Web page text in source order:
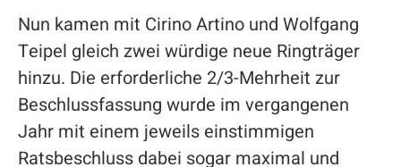
Nun kamen mit Cirino Artino und Wolfgang
Teipel gleich zwei würdige neue Ringträger
hinzu. Die erforderliche 2/3-Mehrheit zur
Beschlussfassung wurde im vergangenen
Jahr mit einem jeweils einstimmigen
Ratsbeschluss dabei sogar maximal und